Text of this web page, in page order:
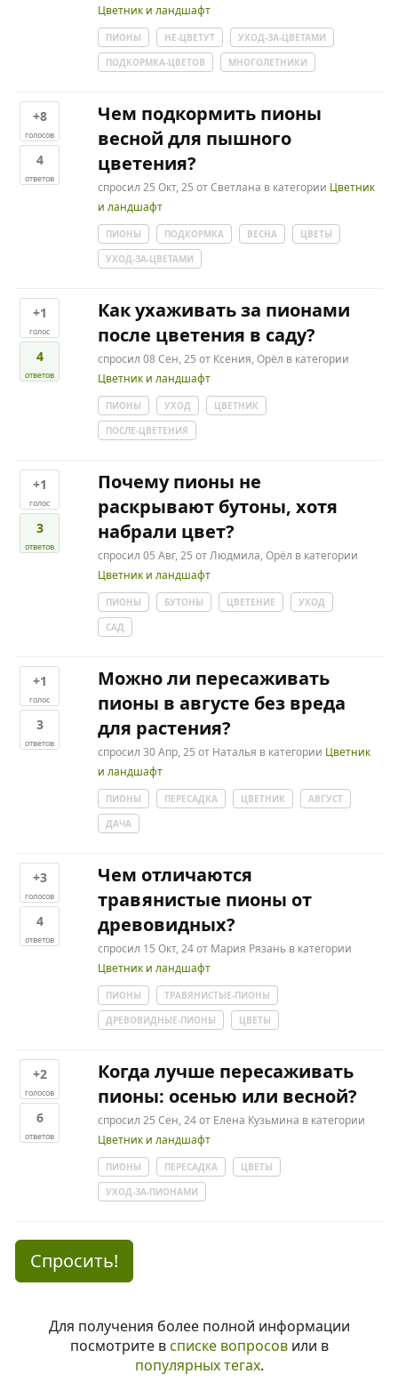
Цветник и ландшафт
ПИОНЫ НЕ-ЦВЕТУТ
УХОД-ЗА-ЦВЕТАМИ
ПОДКОРМКА-ЦВЕТОВ
МНОГОЛЕТНИКИ
+8
голосов
4
ответов
Чем подкормить пионы
весной для пышного
цветения?
спросил 25 Окт, 25 отСветлана в категории Цветник
и ландшафт
ПИОНЫ ПОДКОРМКА ВЕСНА
ЦВЕТЫ
УХОД-ЗА-ЦВЕТАМИ
+1
голос
4
ответов
Как ухаживать за пионами
после цветения в саду?
спросил 08 Сен, 25 от Ксения, Орёл в категории
Цветник и ландшафт
ПИОНЫ УХОД
ЦВЕТНИК
ПОСЛЕ-ЦВЕТЕНИЯ
+1
голос
3
ответов
Почему пионы не
раскрывают бутоны, хотя
набрали цвет?
спросил 05 Авг, 25 отЛюдмила, Орёл в категории
Цветник и ландшафт
ПИОНЫ БУТОНЫ ЦВЕТЕНИЕ
УХОД
САД
+1
голос
3
ответов
Можно ли пересаживать
пионы в августе без вреда
для растения?
спросил 30 Апр, 25 от Наталья в категории Цветник
и ландшафт
ПИОНЫ ПЕРЕСАДКА ЦВЕТНИК
АВГУСТ
ДАЧА
+3
голосов
4
ответов
Чем отличаются
травянистые пионы от
древовидных?
спросил 15 Окт, 24от Мария Рязань в категории
Цветник и ландшафт
ПИОНЫ
ТРАВЯНИСТЫЕ-ПИОНЫ
ДРЕВОВИДНЫЕ-ПИОНЫ
ЦВЕТЫ
+2
голосов
6
ответов
Когда лучше пересаживать
пионы: осенью или весной?
спросил 25 Сен, 24от Елена Кузьмина в категории
Цветник и ландшафт
ПИОНЫ ПЕРЕСАДКА
ЦВЕТЫ
УХОД-ЗА-ПИОНАМИ
Спросить!
Для получения более полной информации
посмотрите всписке вопросовили в
популярных тегах.